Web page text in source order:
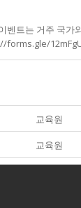
벤트는 거주 국
forms.gle/
교육원
교육원